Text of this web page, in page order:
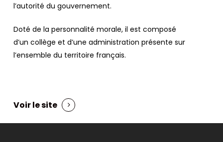
l’autorité du gouvernement.
Doté de la personnalité morale, il est composé
d’un collège et d’une administration présente sur
l’ensemble du territoire français.
Voir le site